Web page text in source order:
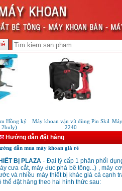
Hồng ký
Máy khoan vặn vít dùng Pin Skil
2240
Hướng dẫn đặt hàng
dẫn mua máy khoan giá rẻ
BỊ PLAZA - Đại lý cấp 1 phân phối
cưa cắt, máy đuc phá bê tông...) , máy
và nhiều máy thiết bị khác giá cả cạnh
thể đặt hàng theo hai hình thức sau: